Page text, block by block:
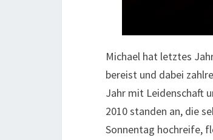
Michael hat letztes
bereist und dabei
Jahr mit Leidenschaft
2010 standen an, die
Sonnentag hochreife,